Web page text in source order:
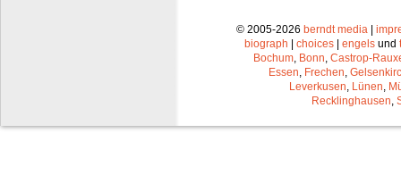
© 2005-2026 berndt media |
biograph | choices | engels und
Bochum Bonn Castrop-
Essen Frechen
Leverkusen Lünen
Recklinghausen